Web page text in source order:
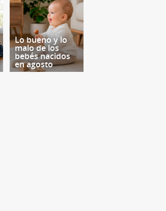
Lo bueno y lo
malo de los
bebés nacidos
en agosto